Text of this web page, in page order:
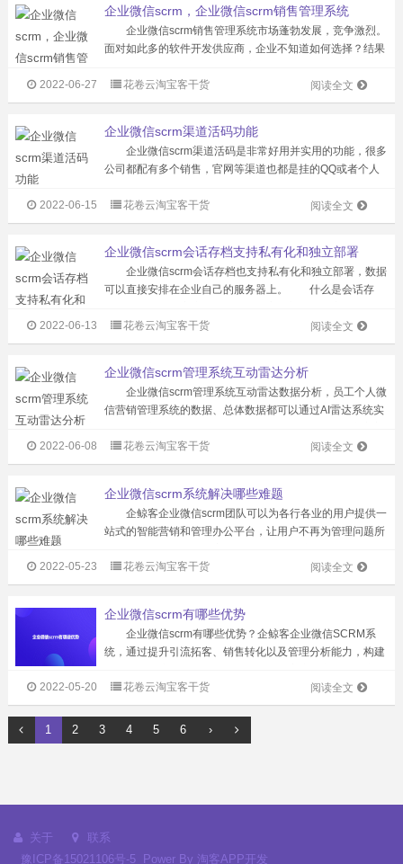
企业微信scrm，企业微信scrm销售管理系统
企业微信scrm销售管理系统市场蓬勃发展，竞争激烈。
面对如此多的软件开发供应商，企业不知道如何选择？结果
效果，而且成为拖累企业发展的绊脚石，最终不得不放弃系
统。那么如何选择企业微信S...
阅读全文
2022-06-27 花卷云淘宝客干货
企业微信scrm渠道活码功能
企业微信scrm渠道活码是非常好用并实用的功能，很多
公司都配有多个销售，官网等渠道也都是挂的QQ或者个人
当潜在客户通过这些渠道添加客服时，客服无法及时了解潜
在客户是通过哪些渠道添加的，...
阅读全文
2022-06-15 花卷云淘宝客干货
企业微信scrm会话存档支持私有化和独立部署
企业微信scrm会话存档也支持私有化和独立部署，数据
可以直接安排在企业自己的服务器上。 什么是会话存
业微信的谈话内容存档功能，企业微信提供谈话内容存档功
能，以满足企业外部监管的需要。...
阅读全文
2022-06-13 花卷云淘宝客干货
企业微信scrm管理系统互动雷达分析
企业微信scrm管理系统互动雷达数据分析，员工个人微
信营销管理系统的数据、总体数据都可以通过AI雷达系统实
管理：客户点击名片或通过名片功能进入小程序浏览了其他
页面，即可实时收到消息...
阅读全文
2022-06-08 花卷云淘宝客干货
企业微信scrm系统解决哪些难题
企鲸客企业微信scrm团队可以为各行各业的用户提供一
站式的智能营销和管理办公平台，让用户不再为管理问题所
些难题呢? 公司客户资源流失： 客户资源是公司发
展和生存的动力源泉，是企...
阅读全文
2022-05-23 花卷云淘宝客干货
企业微信scrm有哪些优势
企业微信scrm有哪些优势？企鲸客企业微信SCRM系
统，通过提升引流拓客、销售转化以及管理分析能力，构建
管理企业客户资产，共享客户相互协作 沉淀企业全部客
户：企业可以统一查看管理，会...
阅读全文
2022-05-20 花卷云淘宝客干货
1 2 3 4 5 6 ›
关于
联系
豫ICP备15021106号-5
Power By 淘客APP开发